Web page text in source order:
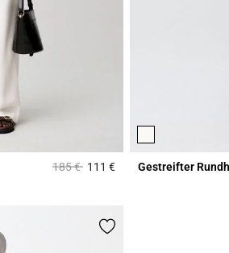
Price reduced from
185 €to111 €4,2 out of 5 Customer
Gestreifter